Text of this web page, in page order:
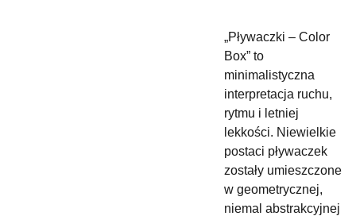
„Pływaczki – Color
Box” to
minimalistyczna
interpretacja ruchu,
rytmu i letniej
lekkości. Niewielkie
postaci pływaczek
zostały umieszczone
w geometrycznej,
niemal abstrakcyjnej